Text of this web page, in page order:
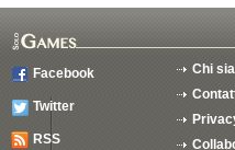
Facebook
Twitter
RSS
Chi